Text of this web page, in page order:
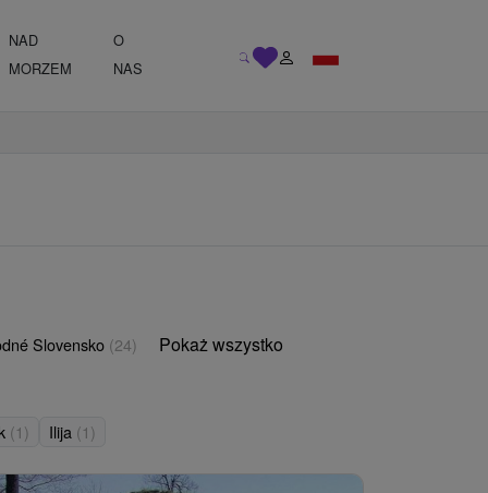
NAD
MORZEM
O
NAS
Slovensko (24) Pokaż wszystko
(1) Ilija (1)